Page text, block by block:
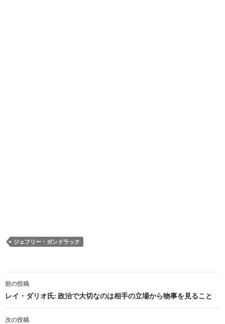
ジェフリー・ガンドラック
投
稿
ナ
前の投稿
レイ・ダリオ氏: 政治で大切なのは相手の立場から物事を見ること
次の投稿